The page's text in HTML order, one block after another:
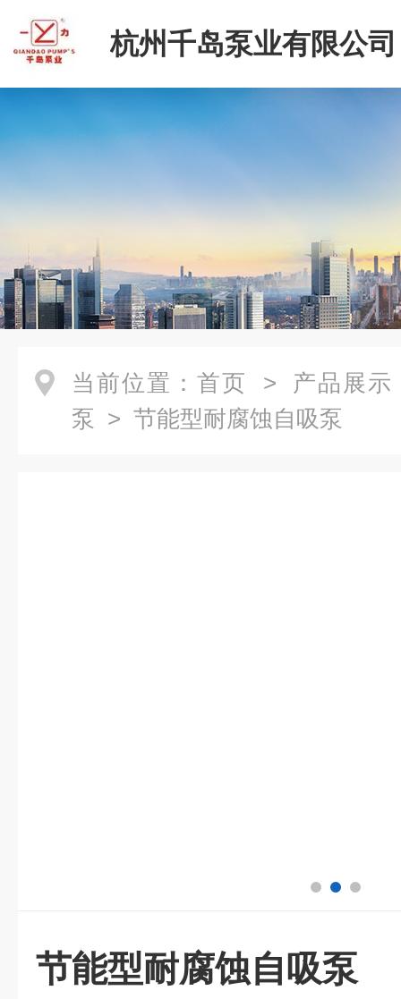
杭州千岛泵业有限公司
当前位置： 首页 > 产品展示
泵 > 节能型耐腐蚀自吸泵
节能型耐腐蚀自吸泵